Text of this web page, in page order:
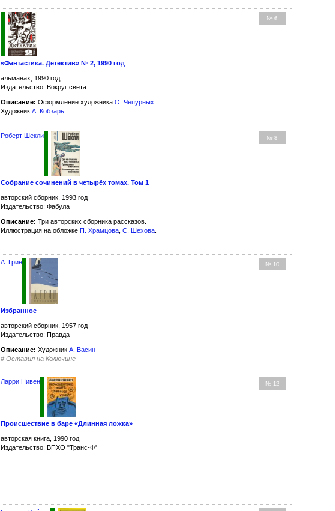
№ 6
«Фантастика. Детектив» № 2, 1990 год
альманах, 1990 год
Издательство: Вокруг света
Описание: Оформление художникаО. Чепурных
ХудожникА. Кобзарь
№ 8
Роберт Шекли
Собрание сочинений в четырёх томах. Том 1
авторский сборник, 1993 год
Издательство: Фабула
Описание: Три авторских сборника рассказов.
Иллюстрация на обложкеП. Храмцова ,С. Шехова
№ 10
А. Грин
Избранное
авторский сборник, 1957 год
Издательство: Правда
Описание: ХудожникА. Васин
#Оставил на Колючине
№ 12
Ларри Нивен
Происшествие в баре «Длинная ложка»
авторская книга, 1990 год
Издательство: ВПХО "Транс-Ф"